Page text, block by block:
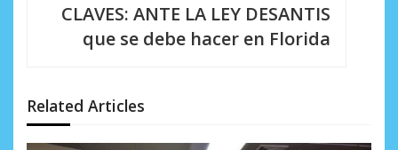
n
d
CLAVES: ANTE LA LEY DESANTIS
que se debe hacer en Florida
Related Articles